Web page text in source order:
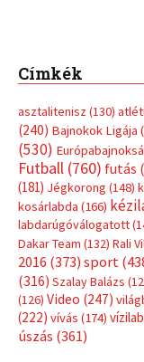
Címkék
asztalitenisz (130)
(240) Bajnokok Ligája
(530)
Futball (760) futás
(181) Jégkorong (148)
kosárlabda (166)
labdarúgóválogatott
Dakar Team (132) Rali
2016 (373) sport
(316) Szalay Balázs
(126) Video (247)
(222) vívás (174)
úszás (361)